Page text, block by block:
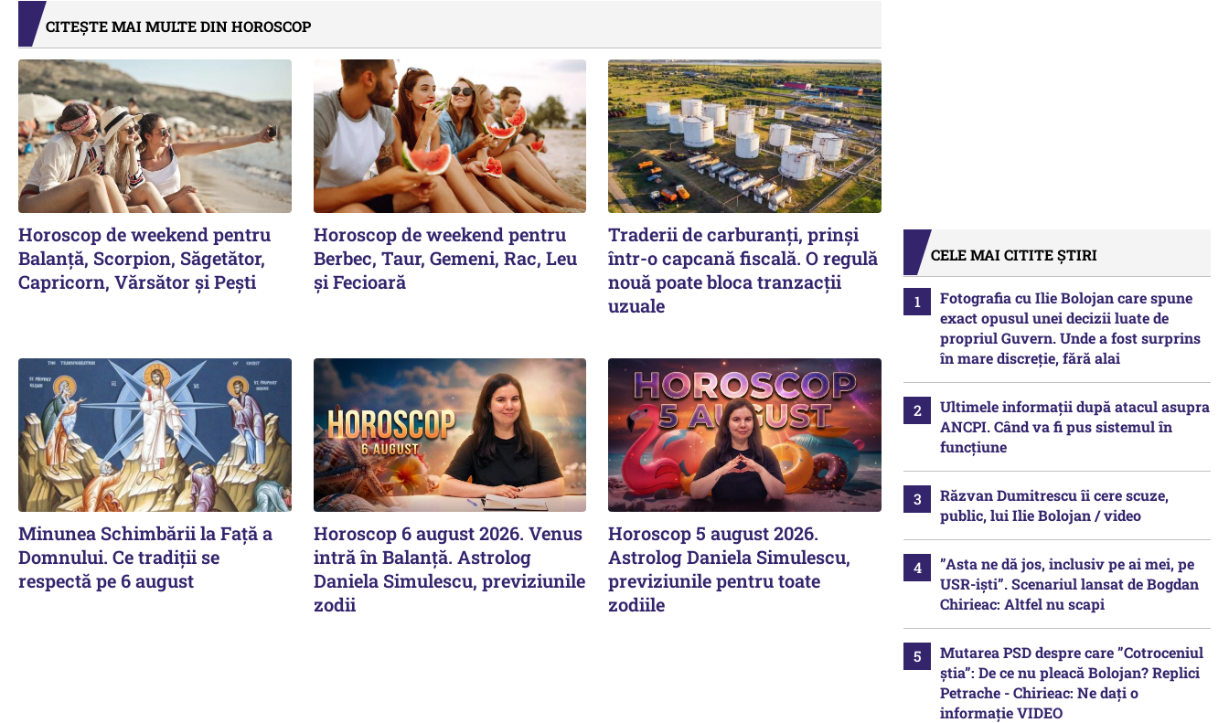
CITEȘTE MAI MULTE DIN HOROSCOP
Horoscop de weekend pentru
Balanță, Scorpion, Săgetător,
Capricorn, Vărsător și Pești
Horoscop de weekend pentru
Berbec, Taur, Gemeni, Rac, Leu
și Fecioară
Traderii de carburanți, prinși
într-o capcană fiscală. O regulă
nouă poate bloca tranzacții
uzuale
Minunea Schimbării la Față a
Domnului. Ce tradiții se
respectă pe 6 august
Horoscop 6 august 2026. Venus
intră în Balanță. Astrolog
Daniela Simulescu, previziunile
zodii
Horoscop 5 august 2026.
Astrolog Daniela Simulescu,
previziunile pentru toate
zodiile
CELE MAI CITITE ȘTIRI
Fotografia cu Ilie Bolojan care spune
exact opusul unei decizii luate de
propriul Guvern. Unde a fost surprins
în mare discreție, fără alai
Ultimele informații după atacul asupra
ANCPI. Când va fi pus sistemul în
funcțiune
Răzvan Dumitrescu îi cere scuze,
public, lui Ilie Bolojan / video
”Asta ne dă jos, inclusiv pe ai mei, pe
USR-iști”. Scenariul lansat de Bogdan
Chirieac: Altfel nu scapi
Mutarea PSD despre care ”Cotroceniul
știa”: De ce nu pleacă Bolojan? Replici
Petrache - Chirieac: Ne dați o
informație VIDEO